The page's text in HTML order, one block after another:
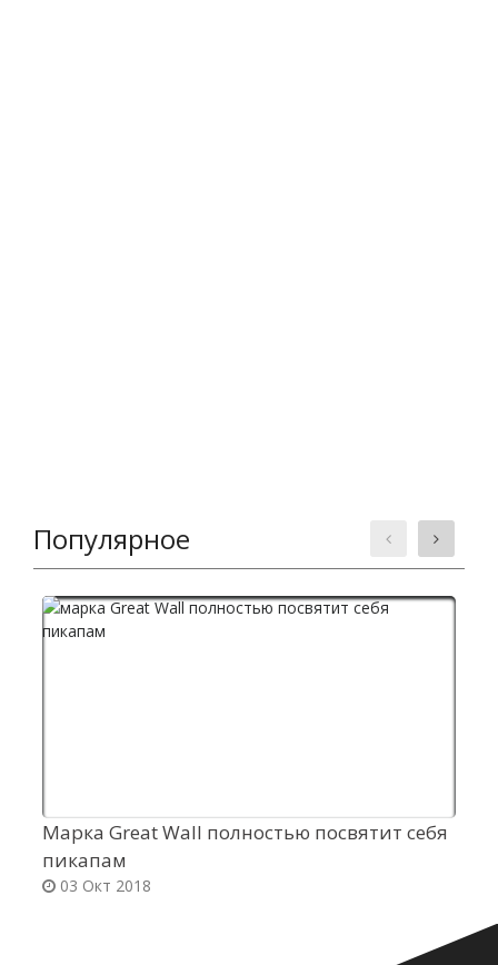
Популярное
Марка Great Wall полностью посвятит себя
пикапам
03 Окт 2018